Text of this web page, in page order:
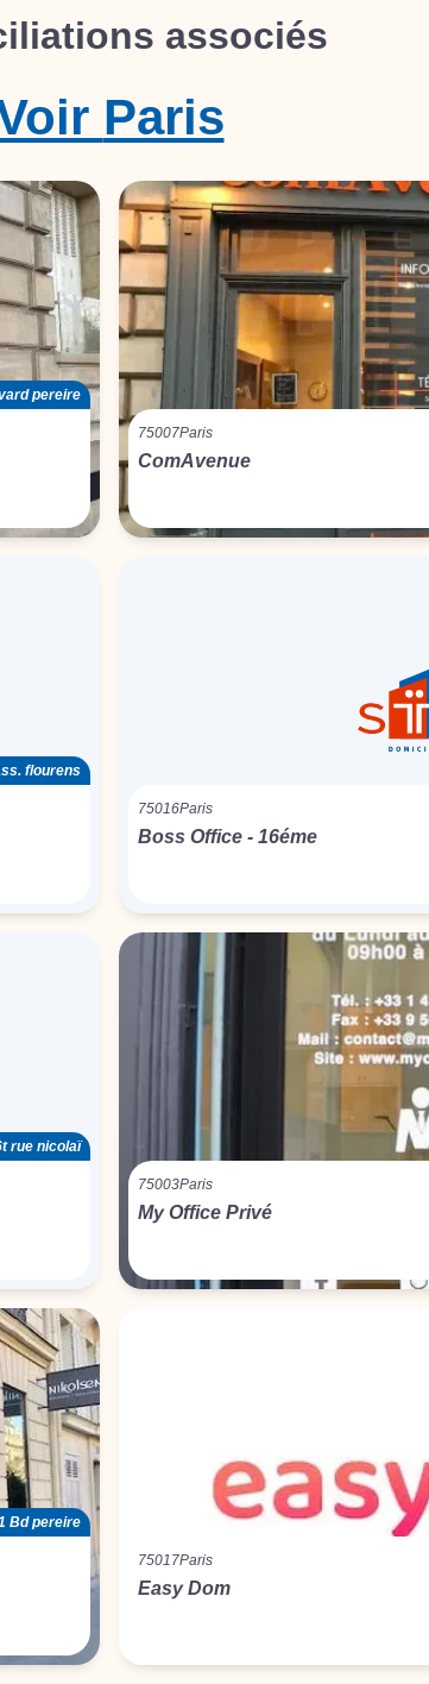
associés
Paris
pereire
75007Paris
ComAvenue
flourens
75016Paris
Boss Office - 16éme
rue nicolaï
75003Paris
My Office Privé
Bd pereire
75017Paris
Easy Dom